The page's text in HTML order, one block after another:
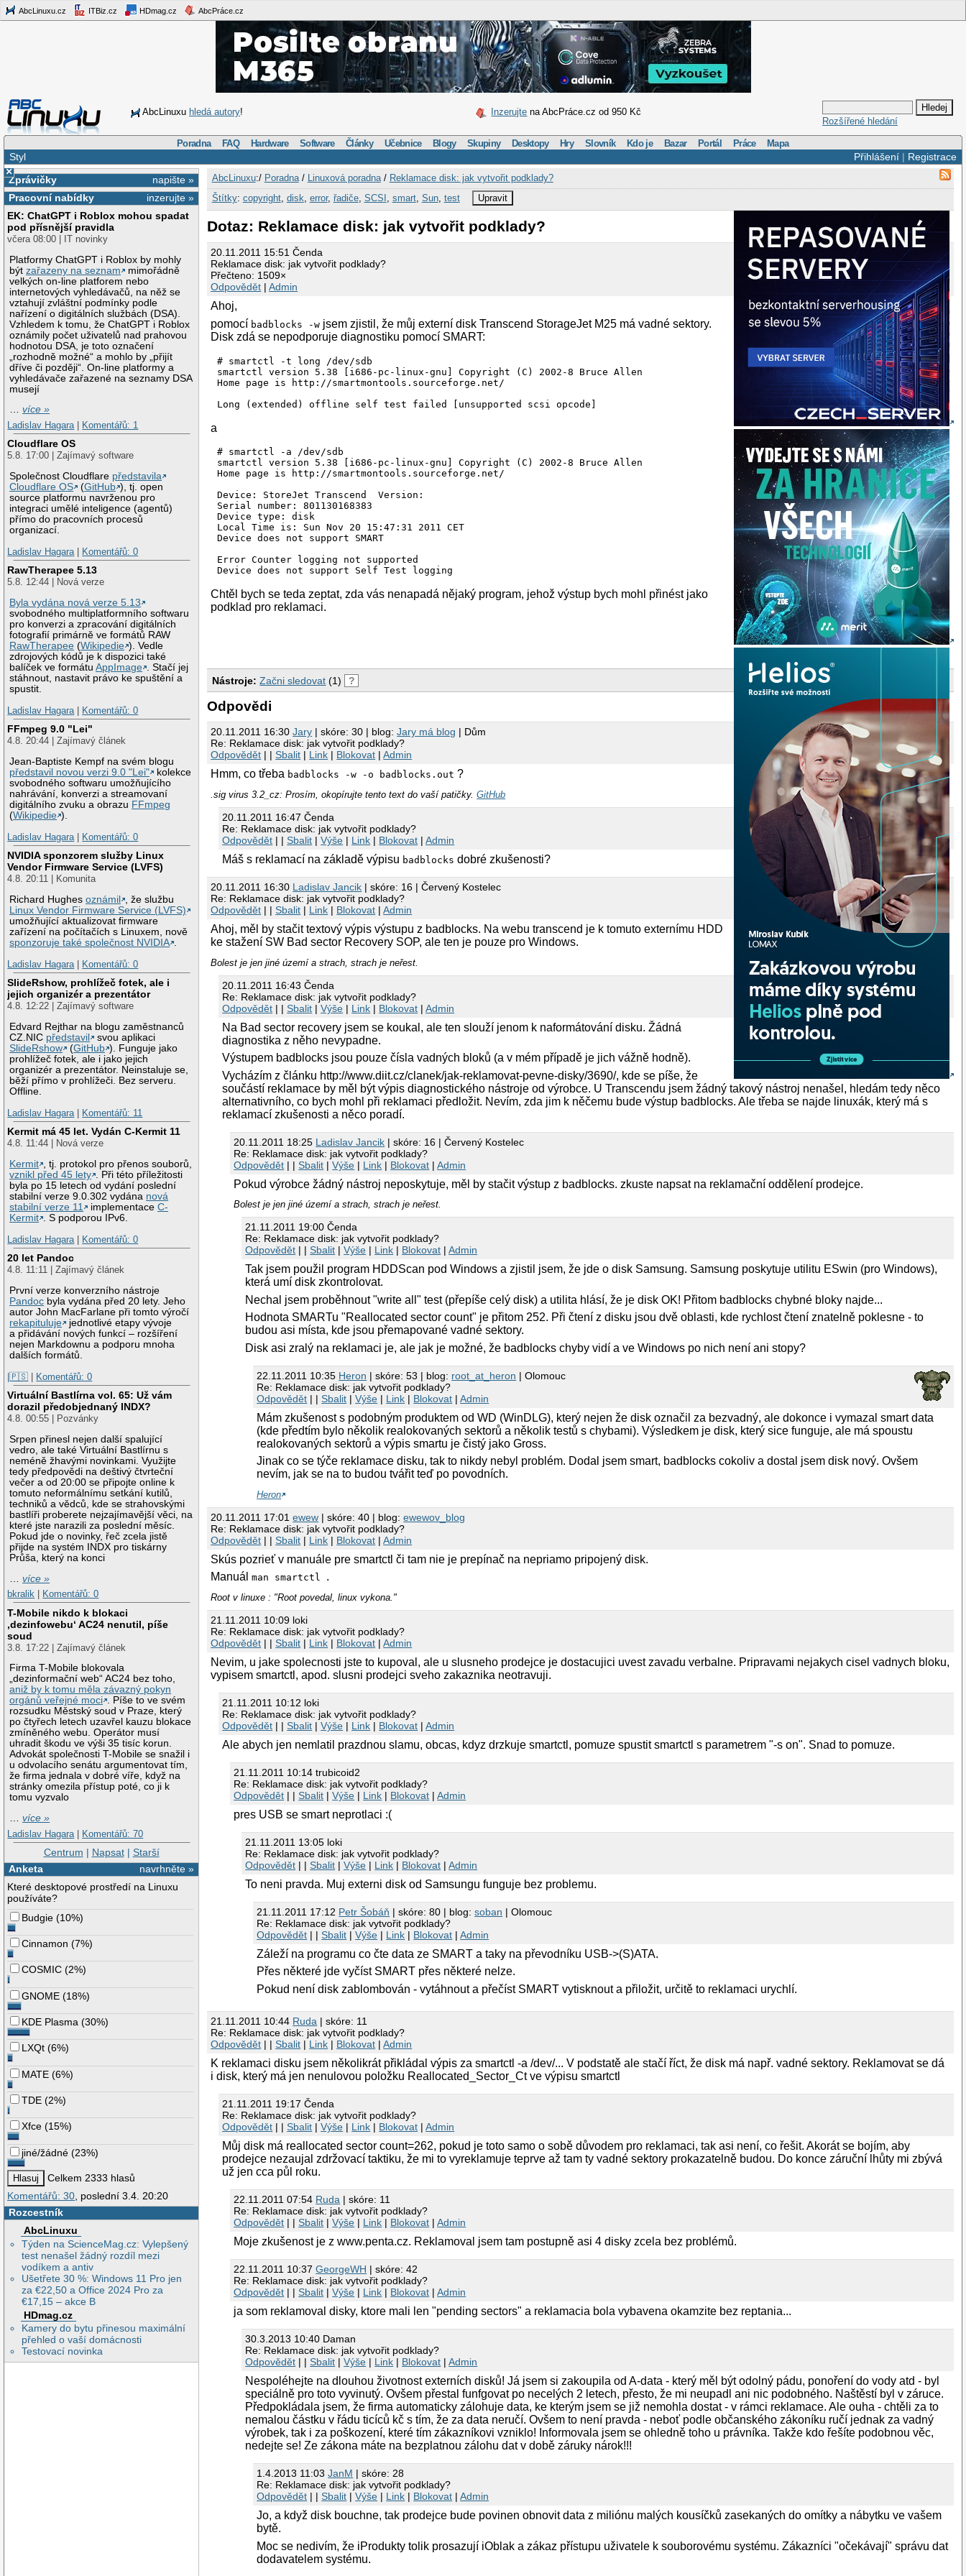
AbcLinuxu.cz ITBiz.cz HDmag.cz AbcPráce.cz
AbcLinuxu hledá autory! Inzerujte na AbcPráce.cz od 950 Kč
Rozšířené hledání
Poradna FAQ Hardware Software Články Učebnice Blogy Skupiny Desktopy Hry Slovník Kdo je Bazar Portál Práce Mapa
Přihlášení| Registrace
Styl
×
napište »
Zprávičky
inzerujte »
Pracovní nabídky
EK: ChatGPT i Roblox mohou spadat
pod přísnější pravidla
včera 08:00 | IT novinky
Platformy ChatGPT i Roblox by mohly
býtzařazeny na seznam
mimořádně
velkých on-line platforem nebo
internetových vyhledávačů, na něž se
vztahují zvláštní podmínky podle
nařízení o digitálních službách (DSA).
Vzhledem k tomu, že ChatGPT i Roblox
oznámily počet uživatelů nad prahovou
hodnotou DSA, je toto označení
„rozhodně možné“ a mohlo by „přijít
dříve či později“. On-line platformy a
vyhledávače zařazené na seznamy DSA
musejí
…více »
Ladislav Hagara
Komentářů: 1
Cloudflare OS
5.8. 17:00 | Zajímavý software
Společnost Cloudflare představila
Cloudflare OS
(GitHub ), tj. open
source platformu navrženou pro
integraci umělé inteligence (agentů)
přímo do pracovních procesů
organizací.
Ladislav Hagara
Komentářů: 0
RawTherapee 5.13
5.8. 12:44 | Nová verze
Byla vydána nová verze 5.13
svobodného multiplatformního softwaru
pro konverzi a zpracování digitálních
fotografií primárně ve formátů RAW
RawTherapee (Wikipedie ). Vedle
zdrojových kódů je k dispozici také
balíček ve formátuAppImage . Stačí jej
stáhnout, nastavit právo ke spuštění a
spustit.
Ladislav Hagara
Komentářů: 0
FFmpeg 9.0 "Lei"
4.8. 20:44 | Zajímavý článek
Jean-Baptiste Kempf na svém blogu
představil novou verzi 9.0 "Lei"
kolekce
svobodného softwaru umožňujícího
nahrávání, konverzi a streamovaní
digitálního zvuku a obrazu FFmpeg
(Wikipedie ).
Ladislav Hagara
Komentářů: 0
NVIDIA sponzorem služby Linux
Vendor Firmware Service (LVFS)
4.8. 20:11 | Komunita
Richard Hughesoznámil
, že službu
Linux Vendor Firmware Service (LVFS)
umožňující aktualizovat firmware
zařízení na počítačích s Linuxem, nově
sponzoruje také společnost NVIDIA .
Ladislav Hagara | Komentářů: 0
SlideRshow, prohlížeč fotek, ale i
jejich organizér a prezentátor
4.8. 12:22 | Zajímavý software
Edvard Rejthar na blogu zaměstnanců
CZ.NIC představil
svou aplikaci
SlideRshow
(GitHub ). Funguje jako
prohlížeč fotek, ale i jako jejich
organizér a prezentátor. Neinstaluje se,
běží přímo v prohlížeči. Bez serveru.
Offline.
Ladislav Hagara | Komentářů: 11
Kermit má 45 let. Vydán C-Kermit 11
4.8. 11:44 | Nová verze
Kermit , tj. protokol pro přenos souborů,
vznikl před 45 lety . Při této příležitosti
byla po 15 letech od vydání poslední
stabilní verze 9.0.302 vydána nová
stabilní verze 11
implementaceC-
Kermit . S podporou IPv6.
Ladislav Hagara | Komentářů: 0
20 let Pandoc
4.8. 11:11 | Zajímavý článek
První verze konverzního nástroje
Pandoc byla vydána před 20 lety. Jeho
autor John MacFarlane při tomto výročí
rekapituluje
jednotlivé etapy vývoje
a přidávání nových funkcí – rozšíření
nejen Markdownu a podporu mnoha
dalších formátů.
|🇵🇸 | Komentářů: 0
Virtuální Bastlírna vol. 65: Už vám
dorazil předobjednaný INDX?
4.8. 00:55 | Pozvánky
Srpen přinesl nejen další spalující
vedro, ale také Virtuální Bastlírnu s
neméně žhavými novinkami. Využijte
tedy předpovědi na deštivý čtvrteční
večer a od 20:00 se připojte online k
tomuto neformálnímu setkání kutilů,
techniků a vědců, kde se strahovskými
bastlíři proberete nejzajímavější věci, na
které jste narazili za poslední měsíc.
Pokud jde o novinky, řeč zcela jistě
přijde na systém INDX pro tiskárny
Průša, který na konci
…více »
bkralik
Komentářů: 0
T-Mobile nikdo k blokaci
‚dezinfowebu‘ AC24 nenutil, píše
soud
3.8. 17:22 | Zajímavý článek
Firma T-Mobile blokovala
„dezinformační web“ AC24 bez toho,
aniž by k tomu měla závazný pokyn
orgánů veřejné moci . Píše to ve svém
rozsudku Městský soud v Praze, který
po čtyřech letech uzavřel kauzu blokace
zmíněného webu. Operátor musí
uhradit škodu ve výši 35 tisíc korun.
Advokát společnosti T-Mobile se snažil i
u odvolacího senátu argumentovat tím,
že firma jednala v dobré víře, když na
stránky omezila přístup poté, co ji k
tomu vyzvalo
…více »
Ladislav Hagara | Komentářů: 70
Centrum | Napsat| Starší
navrhněte »
Anketa
Které desktopové prostředí na Linuxu
používáte?
Budgie (10%)
Cinnamon (7%)
COSMIC (2%)
GNOME (18%)
KDE Plasma (30%)
LXQt (6%)
MATE (6%)
TDE (2%)
Xfce (15%)
jiné/žádné (23%)
Celkem 2333 hlasů
Komentářů: 30, poslední 3.4. 20:20
Rozcestník
AbcLinuxu
Týden na ScienceMag.cz: Vylepšený
test nenašel žádný rozdíl mezi
vodíkem a antiv
Ušetřete 30 %: Windows 11 Pro jen
za €22,50 a Office 2024 Pro za
€17,15 – akce B
HDmag.cz
Kamery do bytu přinesou maximální
přehled o vaší domácnosti
Testovací novinka
AbcLinuxu:/ Poradna/ Linuxová poradna/ Reklamace disk: jak vytvořit podklady?
Štítky: copyright, disk error, řadiče, SCSI smart, Sun, test Upravit
Dotaz: Reklamace disk: jak vytvořit podklady?
20.11.2011 15:51 Čenda
Reklamace disk: jak vytvořit podklady?
Přečteno: 1509×
Odpovědět |Admin
Ahoj,
pomocí badblocks -w jsem zjistil, že můj externí disk Transcend StorageJet M25 má vadné sektory.
Disk zdá se nepodporuje diagnostiku pomocí SMART:
# smartctl -t long /dev/sdb
smartctl version 5.38 [i686-pc-linux-gnu] Copyright (C) 2002-8 Bruce Allen
Home page is http://smartmontools.sourceforge.net/
a
# smartctl -a /dev/sdb
smartctl version 5.38 [i686-pc-linux-gnu] Copyright (C) 2002-8 Bruce Allen
Home page is http://smartmontools.sourceforge.net/
Device: StoreJet Transcend  Version:
Serial number: 801130168383
Device type: disk
Local Time is: Sun Nov 20 15:47:31 2011 CET
Device does not support SMART
Error Counter logging not supported
Chtěl bych se teda zeptat, zda vás nenapadá nějaký program, jehož výstup bych mohl přinést jako
podklad pro reklamaci.
Nástroje: Začni sledovat (1) ?
Odpovědi
20.11.2011 16:30Jary | skóre: 30 | blog:Jary má blog | Dům
Re: Reklamace disk: jak vytvořit podklady?
Odpovědět | |Sbalit | Link | Blokovat |Admin
Hmm, co třeba badblocks -w -o badblocks.out ?
.sig virus 3.2_cz: Prosím, okopírujte tento text do vaší patičky.GitHub
20.11.2011 16:47 Čenda
Re: Reklamace disk: jak vytvořit podklady?
Odpovědět | |Sbalit |Výše | Link | Blokovat |Admin
Máš s reklamací na základě výpisu badblocks dobré zkušenosti?
20.11.2011 16:30 Ladislav Jancik | skóre: 16 | Červený Kostelec
Re: Reklamace disk: jak vytvořit podklady?
Odpovědět | |Sbalit | Link | Blokovat |Admin
Ahoj, měl by stačit textový výpis výstupu z badblocks. Na webu transcend je k tomuto externímu HDD
ke stažení SW Bad sector Recovery SOP, ale ten je pouze pro Windows.
Bolest je jen jiné území a strach, strach je neřest.
20.11.2011 16:43 Čenda
Re: Reklamace disk: jak vytvořit podklady?
Odpovědět | |Sbalit |Výše | Link | Blokovat |Admin
Na Bad sector recovery jsem se koukal, ale ten slouží jenom k naformátování disku. Žádná
diagnostika z něho nevypadne.
Výstupem badblocks jsou pouze čísla vadných bloků (a v mém případě je jich vážně hodně).
Vycházím z článku http://www.diit.cz/clanek/jak-reklamovat-pevne-disky/3690/, kde se píše, že
součástí reklamace by měl být výpis diagnostického nástroje od výrobce. U Transcendu jsem žádný takový nástroj nenašel, hledám tedy něco
alternativního, co bych mohl při reklamaci předložit. Nevím, zda jim k něčemu bude výstup badblocks. Ale třeba se najde linuxák, který má s
reklamací zkušenosti a něco poradí.
20.11.2011 18:25 Ladislav Jancik | skóre: 16 | Červený Kostelec
Re: Reklamace disk: jak vytvořit podklady?
Odpovědět | |Sbalit |Výše | Link | Blokovat |Admin
Pokud výrobce žádný nástroj neposkytuje, měl by stačit výstup z badblocks. zkuste napsat na reklamační oddělení prodejce.
Bolest je jen jiné území a strach, strach je neřest.
21.11.2011 19:00 Čenda
Re: Reklamace disk: jak vytvořit podklady?
Odpovědět | |Sbalit |Výše | Link | Blokovat |Admin
Tak jsem použil program HDDScan pod Windows a zjistil jsem, že jde o disk Samsung. Samsung poskytuje utilitu ESwin (pro Windows),
která umí disk zkontrolovat.
Nechal jsem proběhnout "write all" test (přepíše celý disk) a utilita hlásí, že je disk OK! Přitom badblocks chybné bloky najde...
Hodnota SMARTu "Reallocated sector count" je přitom 252. Při čtení z disku jsou dvě oblasti, kde rychlost čtení znatelně poklesne - to
budou asi místa, kde jsou přemapované vadné sektory.
Disk asi zralý na reklamaci je, ale jak je možné, že badblocks chyby vidí a ve Windows po nich není ani stopy?
22.11.2011 10:35 Heron | skóre: 53 | blog: root_at_heron | Olomouc
Re: Reklamace disk: jak vytvořit podklady?
Odpovědět | |Sbalit |Výše | Link | Blokovat |Admin
Mám zkušenost s podobným produktem od WD (WinDLG), který nejen že disk označil za bezvadný, ale dokonce i vymazal smart data
(kde předtím bylo několik realokovaných sektorů a několik testů s chybami). Výsledkem je disk, který sice funguje, ale má spoustu
realokovaných sektorů a výpis smartu je čistý jako Gross.
Jinak co se týče reklamace disku, tak to nikdy nebyl problém. Dodal jsem smart, badblocks cokoliv a dostal jsem disk nový. Ovšem
nevím, jak se na to budou tvářit teď po povodních.
Heron
20.11.2011 17:01ewew | skóre: 40 | blog:ewewov_blog
Re: Reklamace disk: jak vytvořit podklady?
Odpovědět | |Sbalit | Link | Blokovat |Admin
Skús pozrieť v manuále pre smartctl či tam nie je prepínač na nepriamo pripojený disk.
Manuálman smartctl .
Root v linuxe : "Root povedal, linux vykona."
21.11.2011 10:09 loki
Re: Reklamace disk: jak vytvořit podklady?
Odpovědět | |Sbalit | Link | Blokovat |Admin
Nevim, u jake spolecnosti jste to kupoval, ale u slusneho prodejce je dostacujici uvest zavadu verbalne. Pripravami nejakych cisel vadnych bloku,
vypisem smartctl, apod. slusni prodejci sveho zakaznika neotravuji.
21.11.2011 10:12 loki
Re: Reklamace disk: jak vytvořit podklady?
Odpovědět | |Sbalit |Výše | Link | Blokovat |Admin
Ale abych jen nemlatil prazdnou slamu, obcas, kdyz drzkuje smartctl, pomuze spustit smartctl s parametrem "-s on". Snad to pomuze.
21.11.2011 10:14 trubicoid2
Re: Reklamace disk: jak vytvořit podklady?
Odpovědět | |Sbalit |Výše | Link | Blokovat |Admin
pres USB se smart neprotlaci :(
21.11.2011 13:05 loki
Re: Reklamace disk: jak vytvořit podklady?
Odpovědět | |Sbalit |Výše | Link | Blokovat |Admin
To neni pravda. Muj externi disk od Samsungu funguje bez problemu.
21.11.2011 17:12 Petr Šobáň | skóre: 80 | blog:soban | Olomouc
Re: Reklamace disk: jak vytvořit podklady?
Odpovědět | |Sbalit |Výše | Link | Blokovat |Admin
Záleží na programu co čte data ze SMART a taky na převodníku USB->(S)ATA.
Přes některé jde vyčíst SMART přes některé nelze.
Pokud není disk zablombován - vytáhnout a přečíst SMART vytisknout a přiložit, určitě to reklamaci urychlí.
21.11.2011 10:44 Ruda | skóre: 11
Re: Reklamace disk: jak vytvořit podklady?
Odpovědět | |Sbalit | Link | Blokovat |Admin
K reklamaci disku jsem několikrát přikládal výpis za smartctl -a /dev/... V podstatě ale stačí říct, že disk má např. vadné sektory. Reklamovat se dá
i disk, který má jen nenulovou položku Reallocated_Sector_Ct ve výpisu smartctl
21.11.2011 19:17 Čenda
Re: Reklamace disk: jak vytvořit podklady?
Odpovědět | |Sbalit |Výše | Link | Blokovat |Admin
Můj disk má reallocated sector count=262, pokud je toto samo o sobě důvodem pro reklamaci, tak asi není, co řešit. Akorát se bojím, aby
prodejce nezaujal zdržovací taktiku, že mi to vyreklamuje teprve až tam ty vadné sektory prokazatelně budou. Do konce záruční lhůty mi zbývá
už jen cca půl roku.
22.11.2011 07:54 Ruda | skóre: 11
Re: Reklamace disk: jak vytvořit podklady?
Odpovědět | |Sbalit |Výše | Link | Blokovat |Admin
Moje zkušenost je z www.penta.cz. Reklamoval jsem tam postupně asi 4 disky zcela bez problémů.
22.11.2011 10:37GeorgeWH | skóre: 42
Re: Reklamace disk: jak vytvořit podklady?
Odpovědět | |Sbalit |Výše | Link | Blokovat |Admin
ja som reklamoval disky, ktore mali len "pending sectors" a reklamacia bola vybavena okamzite bez reptania...
30.3.2013 10:40 Daman
Re: Reklamace disk: jak vytvořit podklady?
Odpovědět | |Sbalit |Výše | Link | Blokovat |Admin
Nespoléhejte na dlouhou životnost externích disků! Já jsem si zakoupila od A-data - který měl být odolný pádu, ponoření do vody atd - byl
speciálně pro toto vyvinutý. Ovšem přestal funfgovat po necelých 2 letech, přesto, že mi neupadl ani nic podobného. Naštěstí byl v záruce.
Předpokládala jsem, že firma automaticky zálohuje data, ke kterým jsem se již nemohla dostat - v rámci reklamace. Ale ouha - chtěli za to
nemalou částku v řádu ticíců kč s tím, že za data neručí. Ovšem to není pravda - neboť podle občanského zákoníku ručí jednak za vadný
výrobek, tak i za poškození, které tím zákazníkovi vzniklo! Informovala jsem se ohledně toho u právníka. Takže kdo řešíte podobnou věc,
nedejte se! Ze zákona máte na bezplatnou zálohu dat v době záruky nárok!!!
1.4.2013 11:03JanM | skóre: 28
Re: Reklamace disk: jak vytvořit podklady?
Odpovědět | |Sbalit |Výše | Link | Blokovat |Admin
Jo, a když disk bouchne, tak prodejce bude povinen obnovit data z miliónu malých kousíčků zasekaných do omítky a nábytku ve vašem
bytě.
Moc se nedivím, že iProdukty tolik prosazují iOblak a zákaz přístupu uživatele k souborovému systému. Zákazníci "očekávají" správu dat
dodavatelem systému.